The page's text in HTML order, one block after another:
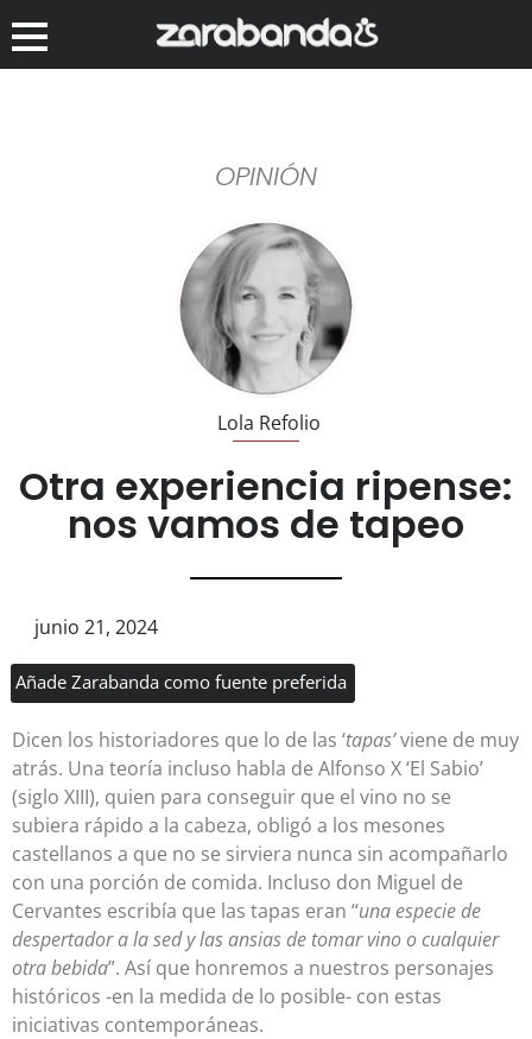
OPINIÓN
Lola Refolio
Otra experiencia ripense:
nos vamos de tapeo
junio 21, 2024
Añade Zarabanda como fuente preferida
Dicen los historiadores que lo de las ‘tapas’viene de muy
atrás. Una teoría incluso habla de Alfonso X ‘El Sabio’
(siglo XIII), quien para conseguir que el vino no se
subiera rápido a la cabeza, obligó a los mesones
castellanos a que no se sirviera nunca sin acompañarlo
con una porción de comida. Incluso don Miguel de
Cervantes escribía que las tapas eran “una especie de
despertador a la sed y las ansias de tomar vino o cualquier
otra bebida”. Así que honremos a nuestros personajes
históricos -en la medida de lo posible- con estas
iniciativas contemporáneas.